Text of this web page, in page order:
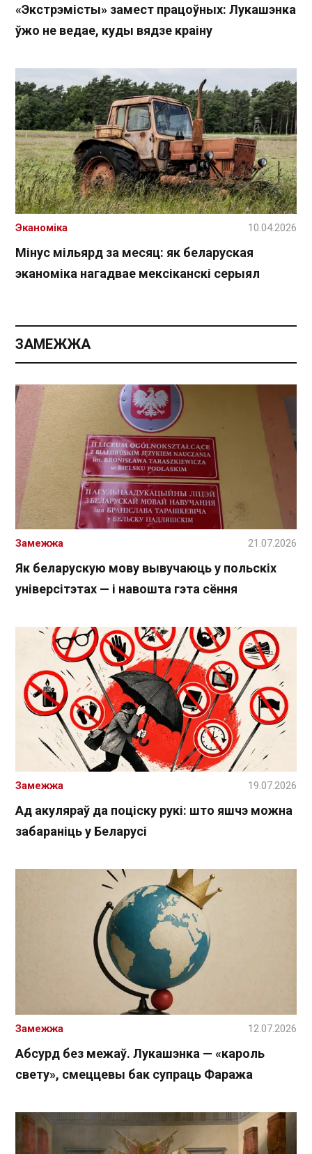
«Экстрэмісты» замест працоўных: Лукашэнка
ўжо не ведае, куды вядзе краіну
Мінус мільярд за месяц: як беларуская
эканоміка нагадвае мексіканскі серыял
Эканоміка 10.04.2026
ЗАМЕЖЖА
Як беларускую мову вывучаюць у польскіх
універсітэтах — і навошта гэта сёння
Замежжа 21.07.2026
Ад акуляраў да поціску рукі: што яшчэ можна
забараніць у Беларусі
Замежжа 19.07.2026
Абсурд без межаў. Лукашэнка — «кароль
свету», смеццевы бак супраць Фаража
Замежжа 12.07.2026